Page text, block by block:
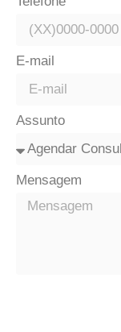
E-mail
Assunto
Mensagem